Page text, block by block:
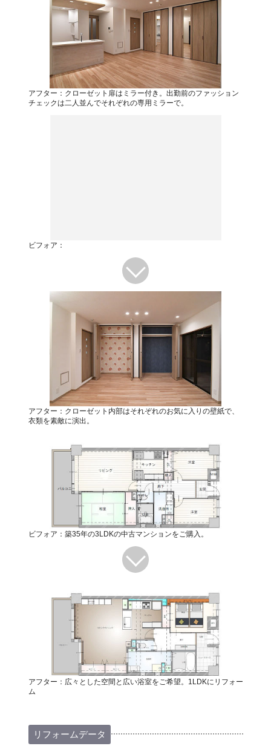
アフター：クローゼット扉はミラー付き。出勤前のファッション
チェックは二人並んでそれぞれの専用ミラーで。
ビフォア：
アフター：クローゼット内部はそれぞれのお気に入りの壁紙で、
衣類を素敵に演出。
ビフォア：築35年の3LDKの中古マンションをご購入。
アフター：広々とした空間と広い浴室をご希望。1LDKにリフォー
ム
リフォームデータ